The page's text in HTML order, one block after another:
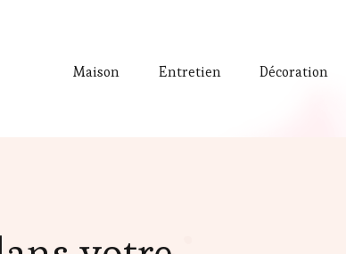
Maison Entretien Décoration